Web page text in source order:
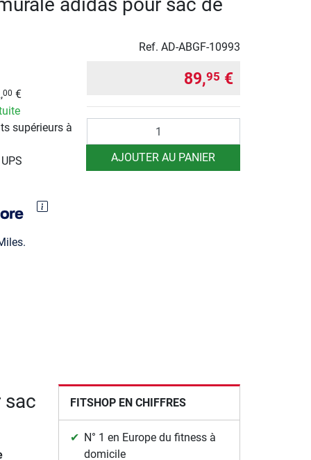
Ref. AD-ABGF-10993
00 €
supérieurs à
89,95 €
AJOUTER AU PANIER
sac FITSHOP EN CHIFFRES
N° 1 en Europe du fitness à
domicile